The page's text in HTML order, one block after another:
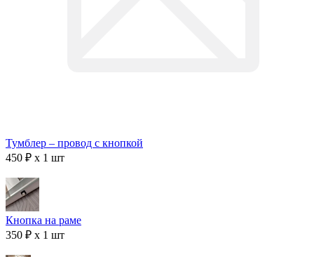
Тумблер – провод с кнопкой
450 ₽ x 1 шт
Кнопка на раме
350 ₽ x 1 шт